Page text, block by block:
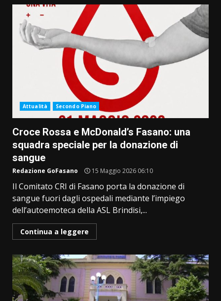
Attualità Secondo Piano
Croce Rossa e McDonald’s Fasano: una
squadra speciale per la donazione di
sangue
Redazione GoFasano 15 Maggio 2026 06:10
Il Comitato CRI di Fasano porta la donazione di
sangue fuori dagli ospedali mediante l’impiego
dell’autoemoteca della ASL Brindisi,...
Continua a leggere